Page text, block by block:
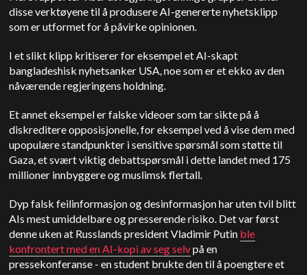
disse verktøyene til å produsere AI-genererte nyhetsklipp
som er utformet for å påvirke opinionen.
I et slikt klipp kritiserer for eksempel et AI-skapt
bangladeshisk nyhetsanker USA, noe som er et ekko av den
nåværende regjeringens holdning.
Et annet eksempel er falske videoer som tar sikte på å
diskreditere opposisjonelle, for eksempel ved å vise dem med
upopulære standpunkter i sensitive spørsmål som støtte til
Gaza, et svært viktig debattspørsmål i dette landet med 175
millioner innbyggere og muslimsk flertall.
Dyp falsk feilinformasjon og desinformasjon har uten tvil blitt
AIs mest umiddelbare og presserende risiko. Det var først
denne uken at Russlands president Vladimir Putin ble
konfrontert med en AI-kopi av seg selvpå en
pressekonferanse - en student brukte den til å poengtere et